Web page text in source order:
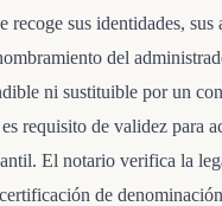
recoge sus identidades, sus
del
ni sustituible por un
requisito de validez para
El notario verifica la
de